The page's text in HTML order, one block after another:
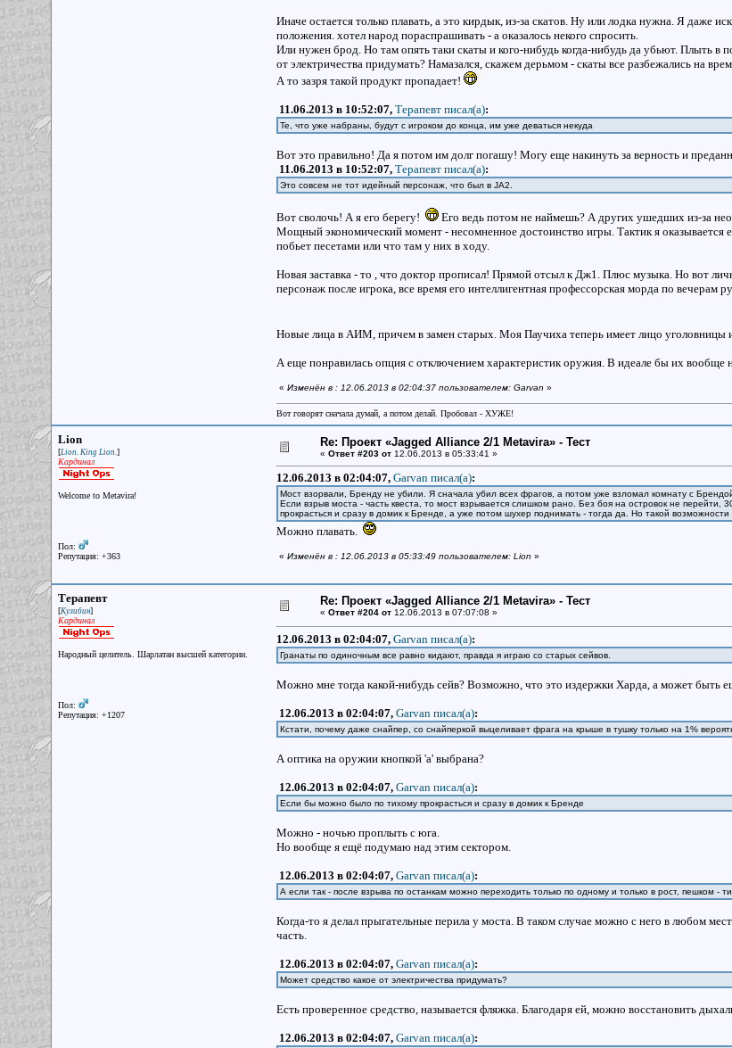
Иначе остается только плавать, а это кирдык, из-за скатов. Ну или лодка нужна. Я даже
положения. хотел народ пораспрашивать - а оказалось некого спросить.
Или нужен брод. Но там опять таки скаты и кого-нибудь когда-нибудь да убьют. Плыть в
от электричества придумать? Намазался, скажем дерьмом - скаты все разбежались на
А то зазря такой продукт пропадает!
11.06.2013 в 10:52:07, Терапевт писал(a):
Те, что уже набраны, будут с игроком до конца, им уже деваться некуда
Вот это правильно! Да я потом им долг погашу! Могу еще накинуть за верность и
11.06.2013 в 10:52:07, Терапевт писал(a):
Это совсем не тот идейный персонаж, что был в JA2.
Вот сволочь! А я его берегу!
Его ведь потом не наймешь? А других ушедших из-за
Мощный экономический момент - несомненное достоинство игры. Тактик я оказывается
побьет песетами или что там у них в ходу.
Новая заставка - то , что доктор прописал! Прямой отсыл к Дж1. Плюс музыка. Но вот
персонаж после игрока, все время его интеллигентная профессорская морда по вечерам
Новые лица в АИМ, причем в замен старых. Моя Паучиха теперь имеет лицо
А еще понравилась опция с отключением характеристик оружия. В идеале бы их вообще
« Изменён в : 12.06.2013 в 02:04:37 пользователем: Garvan »
Вот говорят сначала думай, а потом делай. Пробовал - ХУЖЕ!
Lion
[Lion. King Lion.]
Кардинал
Welcome to Metavira!
Пол:
Репутация: +363
Re: Проект «Jagged Alliance 2/1 Metavira» - Тест
« Ответ #203 от 12.06.2013 в 05:33:41 »
12.06.2013 в 02:04:07, Garvan писал(a):
Мост взорвали, Бренду не убили. Я сначала убил всех фрагов, а потом уже взломал комнату с
Если взрыв моста - часть квеста, то мост взрывается слишком рано. Без боя на островок не
прокрасться и сразу в домик к Бренде, а уже потом шухер поднимать - тогда да. Но такой возможности
Можно плавать.
« Изменён в : 12.06.2013 в 05:33:49 пользователем: Lion »
Терапевт
[Кулибин]
Кардинал
Народный целитель. Шарлатан высшей категории.
Пол:
Репутация: +1207
Re: Проект «Jagged Alliance 2/1 Metavira» - Тест
« Ответ #204 от 12.06.2013 в 07:07:08 »
12.06.2013 в 02:04:07, Garvan писал(a):
Гранаты по одиночным все равно кидают, правда я играю со старых сейвов.
Можно мне тогда какой-нибудь сейв? Возможно, что это издержки Харда, а может быть
12.06.2013 в 02:04:07, Garvan писал(a):
Кстати, почему даже снайпер, со снайперкой выцеливает фрага на крыше в тушку только на 1%
А оптика на оружии кнопкой 'a' выбрана?
12.06.2013 в 02:04:07, Garvan писал(a):
Если бы можно было по тихому прокрасться и сразу в домик к Бренде
Можно - ночью проплыть с юга.
Но вообще я ещё подумаю над этим сектором.
12.06.2013 в 02:04:07, Garvan писал(a):
А если так - после взрыва по останкам можно переходить только по одному и только в рост, пешком -
Когда-то я делал прыгательные перила у моста. В таком случае можно с него в любом
часть.
12.06.2013 в 02:04:07, Garvan писал(a):
Может средство какое от электричества придумать?
Есть проверенное средство, называется фляжка. Благодаря ей, можно восстановить
12.06.2013 в 02:04:07, Garvan писал(a):